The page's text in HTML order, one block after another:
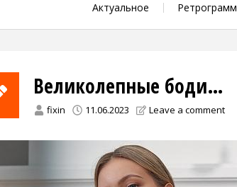
Актуальное Ретрограмм
Великолепные боди…
fixin 11.06.2023 Leave a comment